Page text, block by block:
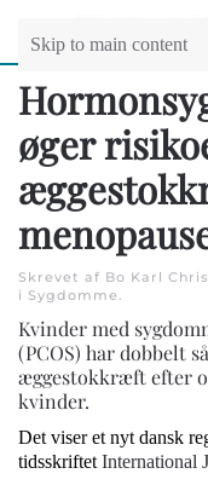
Skip to main content
øger
Skrevet af Bo Karl
i Sygdomme.
Kvinder med
(PCOS) har dobbelt
æggestokkræft efter
kvinder.
Det viser et nyt dansk
tidsskriftet International